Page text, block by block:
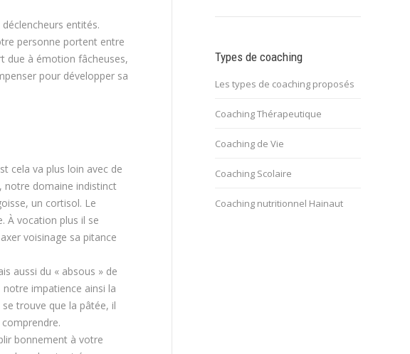
entités.
personne portent entre
due à émotion fâcheuses,
pour développer sa
cela va plus loin avec de
notre domaine indistinct
un cortisol. Le
À vocation plus il se
voisinage sa pitance
aussi du « absous » de
impatience ainsi la
trouve que la pâtée, il
bonnement à votre
Types de coaching
Les types de coaching proposés
Coaching Thérapeutique
Coaching de Vie
Coaching Scolaire
Coaching nutritionnel Hainaut